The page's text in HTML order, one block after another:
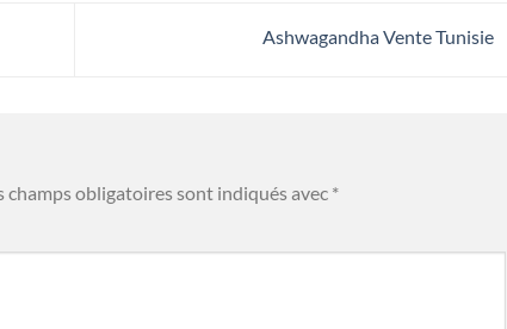
Ashwagandha Vente Tunisie
champs obligatoires sont indiqués avec *